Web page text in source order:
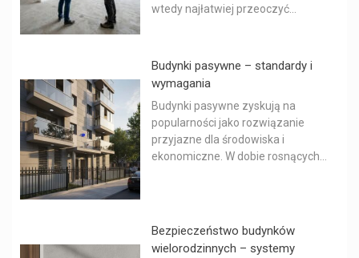
wtedy najłatwiej przeoczyć...
Budynki pasywne – standardy i
wymagania
Budynki pasywne zyskują na
popularności jako rozwiązanie
przyjazne dla środowiska i
ekonomiczne. W dobie rosnących...
Bezpieczeństwo budynków
wielorodzinnych – systemy